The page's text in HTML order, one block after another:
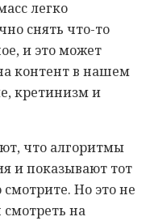
легко
снять что-то
и это может
контент в нашем
кретинизм и
что алгоритмы
и показывают тот
Но это не
на